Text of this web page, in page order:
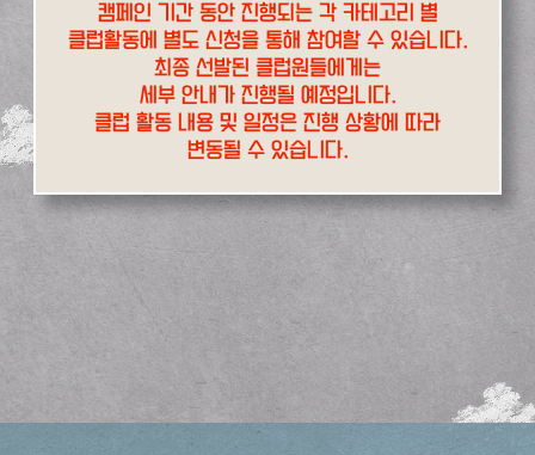
캠페인 기간 동안 진행되는 각 카테고리 별
클럽활동에 별도 신청을 통해 참여할 수 있습니다.
최종 선발된 클럽원들에게는
세부 안내가 진행될 예정입니다.
클럽 활동 내용 및 일정은 진행 상황에 따라
변동될 수 있습니다.